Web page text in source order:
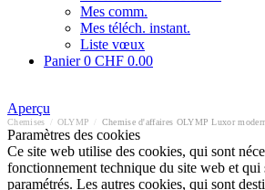
Mes comm.
Mes téléch. instant.
Liste vœux
Panier0 CHF 0.00
Aperçu
Chemises OLYMP Chemise d'affaires OLYMP Luxor
Paramètres des cookies
Ce site web utilise des cookies, qui sont
fonctionnement technique du site web et qui
paramétrés. Les autres cookies, qui sont